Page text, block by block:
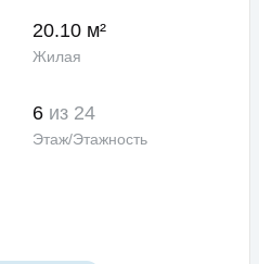
20.10 м²
Жилая
6 из 24
Этаж/Этажность